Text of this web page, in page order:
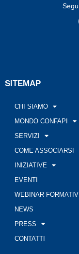
SITEMAP
CHI SIAMO
MONDO CONFAPI
SERVIZI
COME ASSOCIARSI
INIZIATIVE
EVENTI
WEBINAR FORMATIVI
NEWS
PRESS
CONTATTI